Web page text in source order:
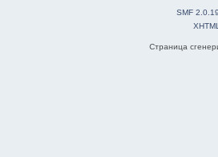
SMF
Страница